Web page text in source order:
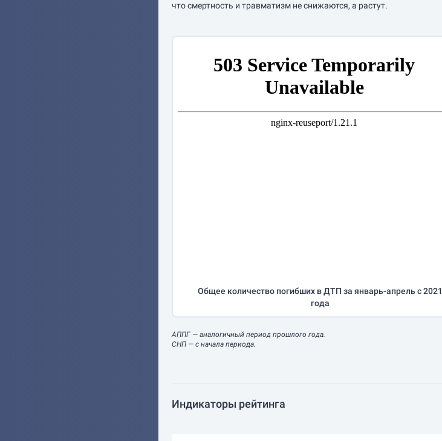
что смертность и травматизм не снижаются, а растут.
Общее количество погибших в ДТП за январь-апрельс 2021
года
АППГ — аналогичный период прошлого года.
СНП — с начала периода.
Индикаторы рейтинга